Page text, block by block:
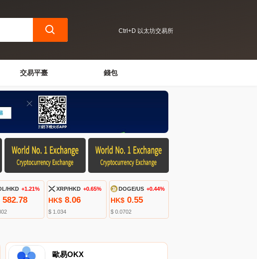
Ctrl+D 以太坊交易所
交易平臺 錢包
HKD +1.21%
582.78
XRP/HKD +0.65%
HK$ 8.06
$ 1.034
DOGE/US +0.44%
HK$ 0.55
$ 0.0702
歐易OKX